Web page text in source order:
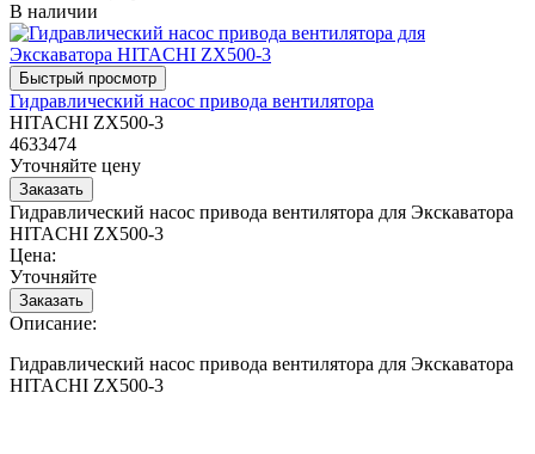
В наличии
Гидравлический насос привода вентилятора
HITACHI ZX500-3
4633474
Уточняйте цену
Гидравлический насос привода вентилятора для Экскаватора
HITACHI ZX500-3
Цена:
Уточняйте
Описание:
Гидравлический насос привода вентилятора для Экскаватора
HITACHI ZX500-3